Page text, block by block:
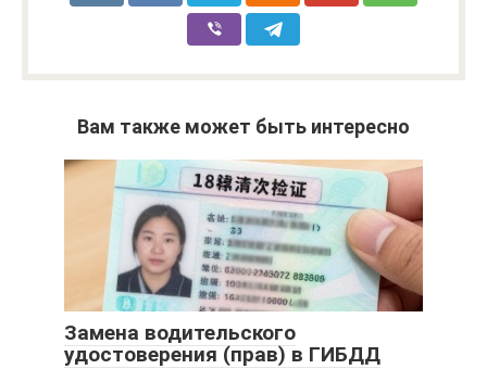
Вам также может быть интересно
Замена водительского
удостоверения (прав) в ГИБДД